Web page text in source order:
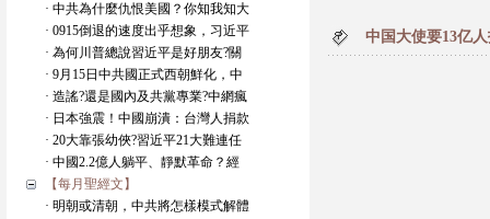
· 中共為什麼仇恨美國？你知我知大
· 0915倒退的速度出乎想象，习近平
· 為何川普總說習近平是好朋友?關
· 9月15日中共國正式西朝鮮化，中
· 造謠?還是國內及共黨專業?中網瘋
· 日本強震！中國崩潰：台灣人捐款
· 20大靠張幼俠?習近平21大難連任
· 中國2.2億人躺平、靜默革命？經
【每月聖經文】
· 明朝或清朝，中共將怎樣模式解體
中国大使要13亿